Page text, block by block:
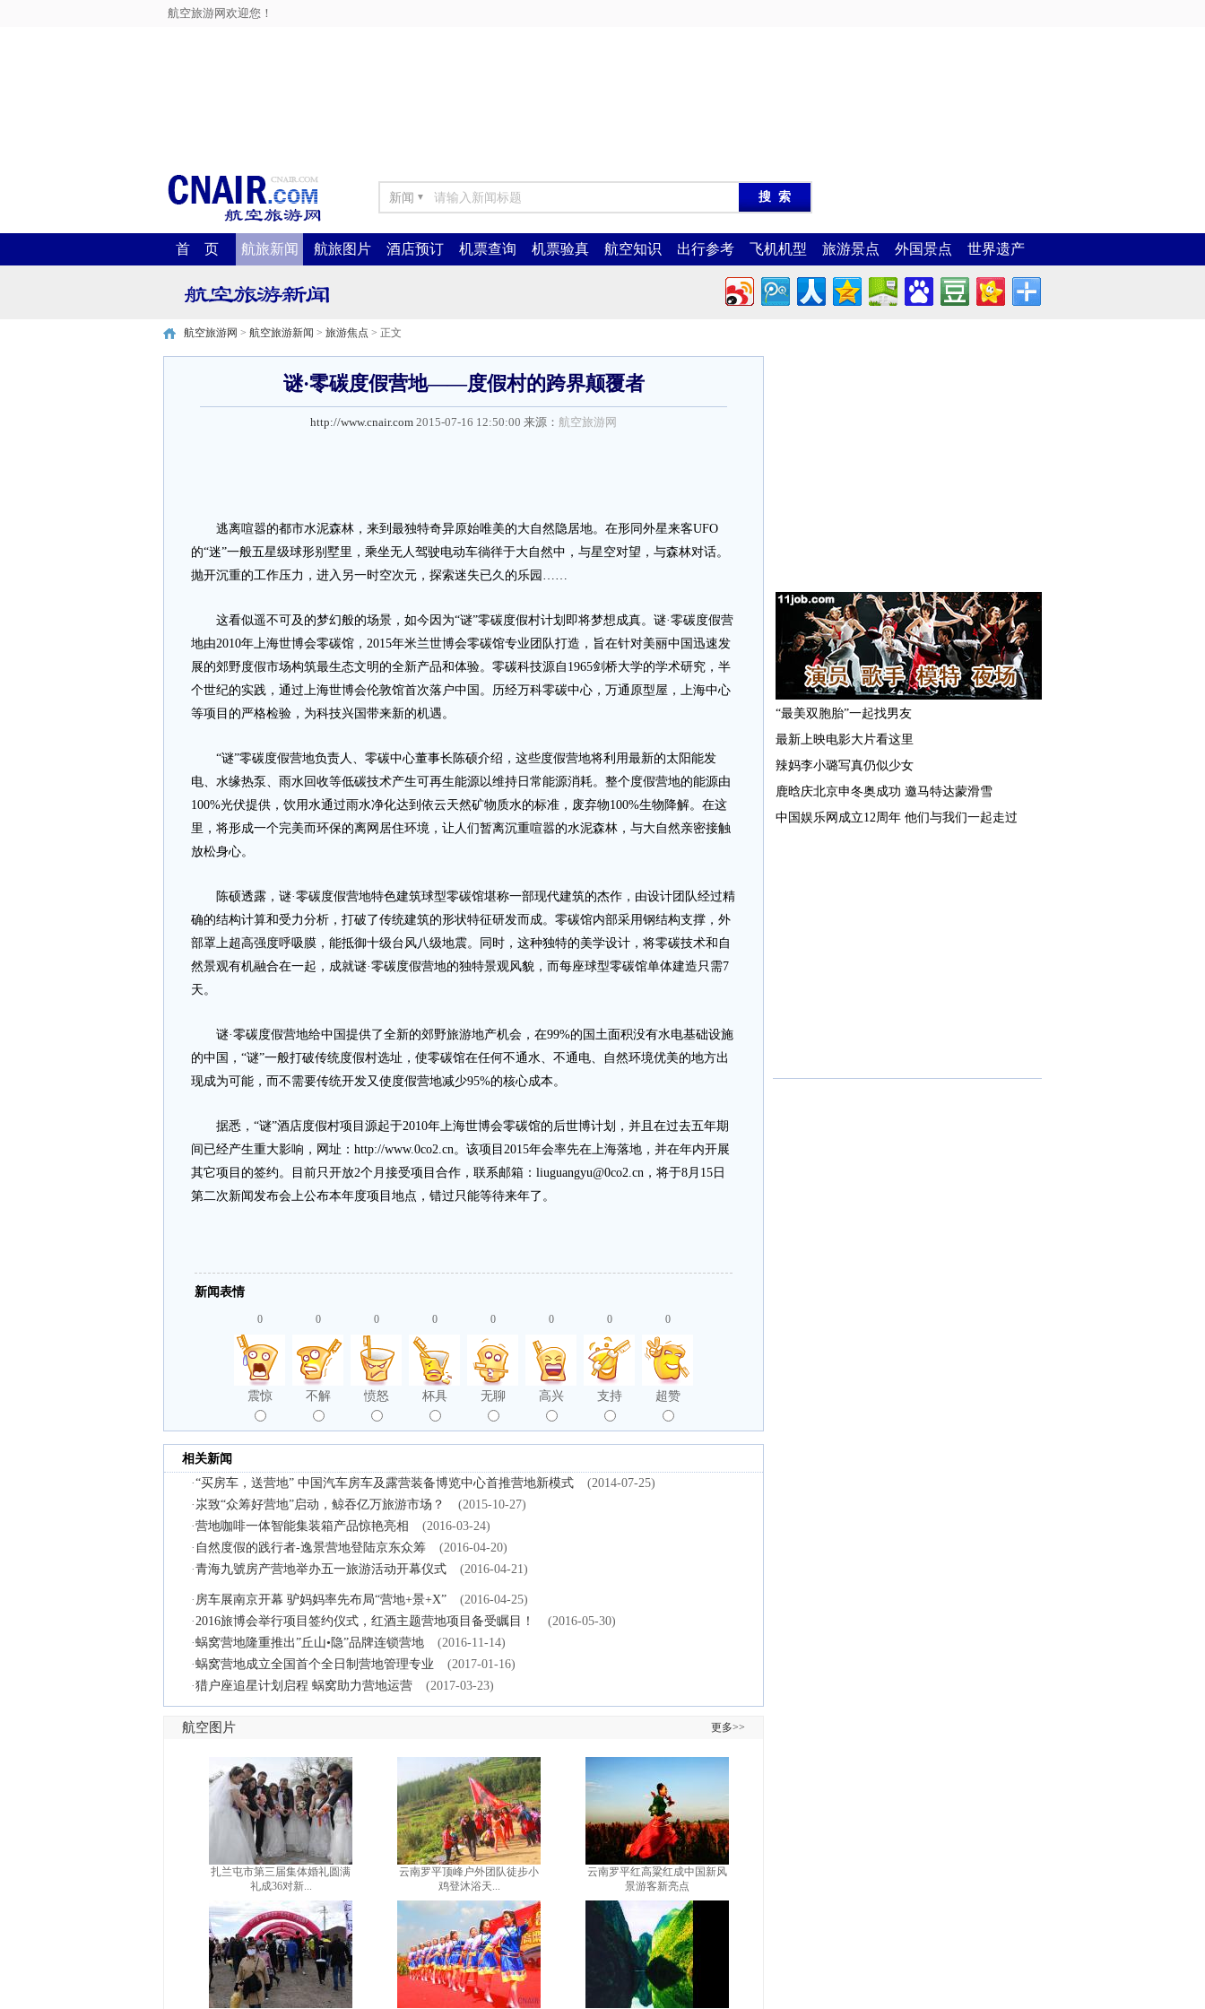
航空旅游网欢迎您！
新闻 ▼
首 页 航旅新闻 航旅图片 酒店预订 机票查询 机票验真 航空知识 出行参考 飞机机型 旅游景点 外国景点 世界遗产
航空旅游网 > 航空旅游新闻 > 旅游焦点 > 正文
谜·零碳度假营地——度假村的跨界颠覆者
http://www.cnair.com 2015-07-16 12:50:00 来源： 航空旅游网
逃离喧嚣的都市水泥森林，来到最独特奇异原始唯美的大自然隐居地。在形同外星来客UFO
的“迷”一般五星级球形别墅里，乘坐无人驾驶电动车徜徉于大自然中，与星空对望，与森林对话。
抛开沉重的工作压力，进入另一时空次元，探索迷失已久的乐园……
这看似遥不可及的梦幻般的场景，如今因为“谜”零碳度假村计划即将梦想成真。谜·零碳度假营
地由2010年上海世博会零碳馆，2015年米兰世博会零碳馆专业团队打造，旨在针对美丽中国迅速发
展的郊野度假市场构筑最生态文明的全新产品和体验。零碳科技源自1965剑桥大学的学术研究，半
个世纪的实践，通过上海世博会伦敦馆首次落户中国。历经万科零碳中心，万通原型屋，上海中心
等项目的严格检验，为科技兴国带来新的机遇。
“谜”零碳度假营地负责人、零碳中心董事长陈硕介绍，这些度假营地将利用最新的太阳能发
电、水缘热泵、雨水回收等低碳技术产生可再生能源以维持日常能源消耗。整个度假营地的能源由
100%光伏提供，饮用水通过雨水净化达到依云天然矿物质水的标准，废弃物100%生物降解。在这
里，将形成一个完美而环保的离网居住环境，让人们暂离沉重喧嚣的水泥森林，与大自然亲密接触
放松身心。
陈硕透露，谜·零碳度假营地特色建筑球型零碳馆堪称一部现代建筑的杰作，由设计团队经过精
确的结构计算和受力分析，打破了传统建筑的形状特征研发而成。零碳馆内部采用钢结构支撑，外
部罩上超高强度呼吸膜，能抵御十级台风八级地震。同时，这种独特的美学设计，将零碳技术和自
然景观有机融合在一起，成就谜·零碳度假营地的独特景观风貌，而每座球型零碳馆单体建造只需7
天。
谜·零碳度假营地给中国提供了全新的郊野旅游地产机会，在99%的国土面积没有水电基础设施
的中国，“谜”一般打破传统度假村选址，使零碳馆在任何不通水、不通电、自然环境优美的地方出
现成为可能，而不需要传统开发又使度假营地减少95%的核心成本。
据悉，“谜”酒店度假村项目源起于2010年上海世博会零碳馆的后世博计划，并且在过去五年期
间已经产生重大影响，网址：http://www.0co2.cn。该项目2015年会率先在上海落地，并在年内开展
其它项目的签约。目前只开放2个月接受项目合作，联系邮箱：liuguangyu@0co2.cn，将于8月15日
第二次新闻发布会上公布本年度项目地点，错过只能等待来年了。
新闻表情
0
震惊
0
不解
0
愤怒
0
杯具
0
无聊
0
高兴
0
支持
0
超赞
相关新闻
·“买房车，送营地” 中国汽车房车及露营装备博览中心首推营地新模式
(2014-07-25)
· 汖致“众筹好营地”启动，鲸吞亿万旅游市场？
(2015-10-27)
·营地咖啡一体智能集装箱产品惊艳亮相
(2016-03-24)
· 自然度假的践行者-逸景营地登陆京东众筹
(2016-04-20)
·青海九號房产营地举办五一旅游活动开幕仪式 (2016-04-21)
· 房车展南京开幕 驴妈妈率先布局“营地+景+X”
(2016-04-25)
·2016旅博会举行项目签约仪式，红酒主题营地项目备受瞩目！
(2016-05-30)
·蜗窝营地隆重推出”丘山•隐”品牌连锁营地
(2016-11-14)
·蜗窝营地成立全国首个全日制营地管理专业
(2017-01-16)
·猎户座追星计划启程 蜗窝助力营地运营 (2017-03-23)
航空图片 更多>>
扎兰屯市第三届集体婚礼圆满
礼成36对新...
云南罗平顶峰户外团队徒步小
鸡登沐浴天...
云南罗平红高粱红成中国新风
景游客新亮点